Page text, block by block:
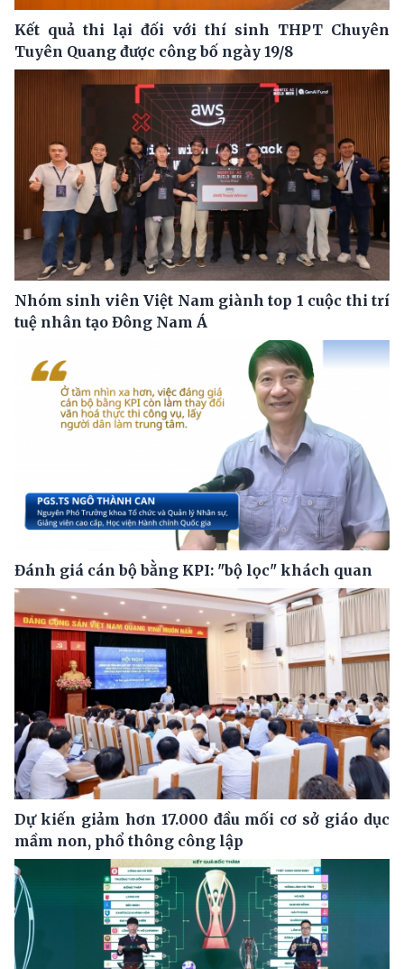
Kết quả thi lại đối với thí sinh THPT Chuyên
Tuyên Quang được công bố ngày 19/8
Nhóm sinh viên Việt Nam giành top 1 cuộc thi trí
tuệ nhân tạo Đông Nam Á
Đánh giá cán bộ bằng KPI: "bộ lọc" khách quan
Dự kiến giảm hơn 17.000 đầu mối cơ sở giáo dục
mầm non, phổ thông công lập